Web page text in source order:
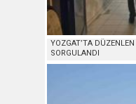
YOZGAT’TA
SORGULANDI